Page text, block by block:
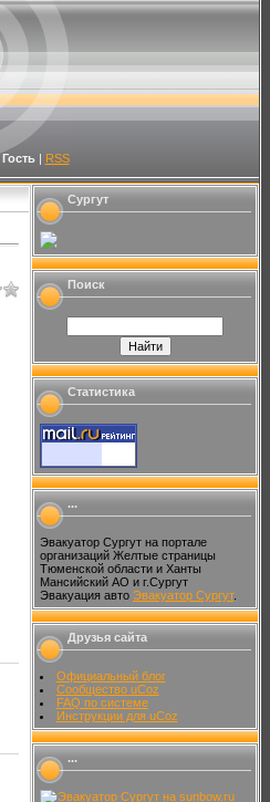
Гость| RSS
Сургут
Поиск
Статистика
...
Эвакуатор Сургут на портале
организаций Желтые страницы
Тюменской области и Ханты
Мансийский АО и г.Сургут
Эвакуация авто Эвакуатор Сургут.
Друзья сайта
Официальный блог
Сообщество uCoz
FAQ по системе
Инструкции для uCoz
...